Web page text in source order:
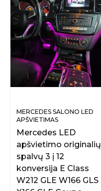
MERCEDES SALONO LED
APŠVIETIMAS
Mercedes LED
apšvietimo originalių
spalvų 3 į 12
konversija E Class
W212 GLE W166 GLS